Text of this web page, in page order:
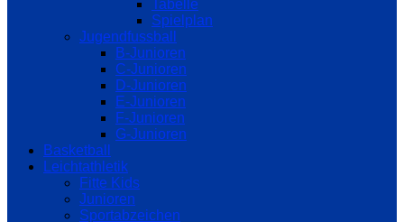
Tabelle
Spielplan
Jugendfussball
B-Junioren
C-Junioren
D-Junioren
E-Junioren
F-Junioren
G-Junioren
Basketball
Leichtathletik
Fitte Kids
Junioren
Sportabzeichen